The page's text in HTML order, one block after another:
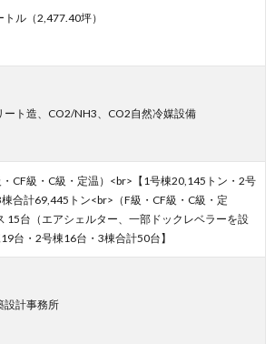
ル（2,477.40坪）
ート造、CO2/NH3、CO2自然冷媒設備
CF級・C級・定温）<br>【1号棟20,145トン・2号
合計69,445トン<br>（F級・CF級・C級・定
15台（エアシェルター、一部ドックレベラーを設
台・2号棟16台・3棟合計50台】
設計事務所